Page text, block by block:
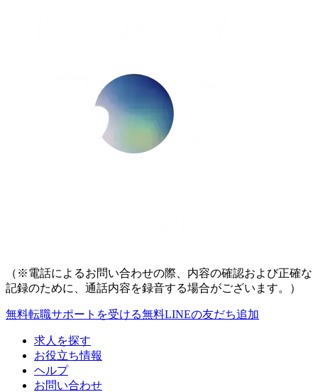
（※電話によるお問い合わせの際、内容の確認および正確な
記録のために、通話内容を録音する場合がございます。）
無料転職サポートを受ける無料LINEの友だち追加
求人を探す
お役立ち情報
ヘルプ
お問い合わせ